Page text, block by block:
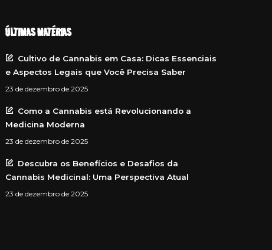
ÚLTIMAS MATÉRIAS
Cultivo de Cannabis em Casa: Dicas Essenciais
e Aspectos Legais que Você Precisa Saber
23 de dezembro de 2025
Como a Cannabis está Revolucionando a
Medicina Moderna
23 de dezembro de 2025
Descubra os Benefícios e Desafios da
Cannabis Medicinal: Uma Perspectiva Atual
23 de dezembro de 2025